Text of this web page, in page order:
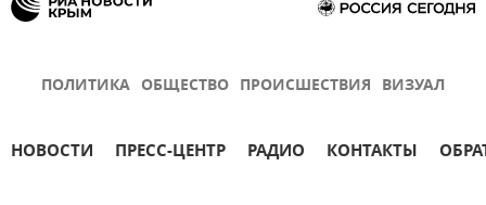
ПОЛИТИКА ОБЩЕСТВО ПРОИСШЕСТВИЯ ВИЗУАЛ
НОВОСТИ ПРЕСС-ЦЕНТР РАДИО КОНТАКТЫ